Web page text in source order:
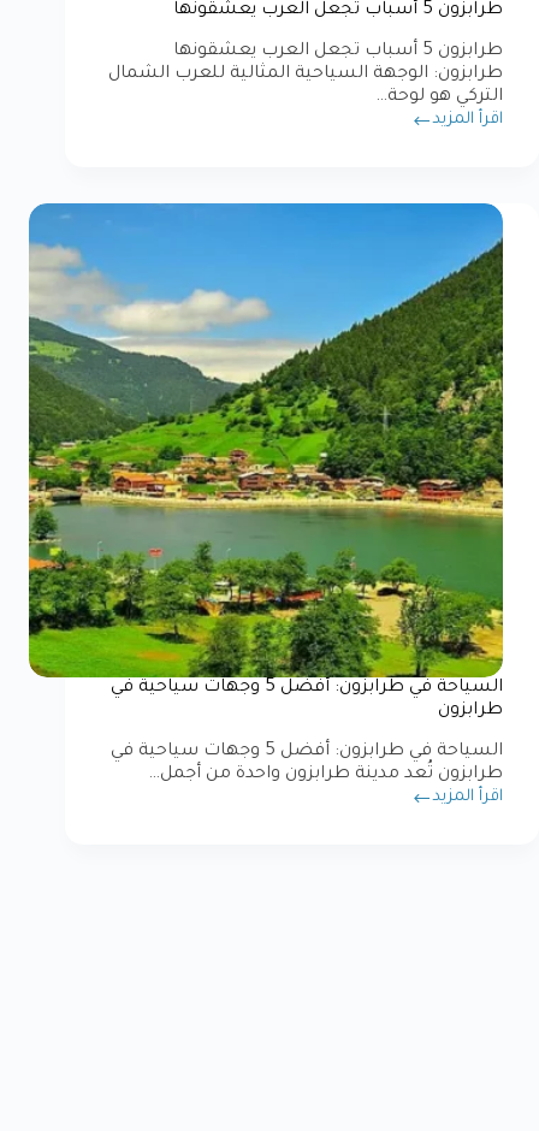
طرابزون 5 أسباب تجعل العرب يعشقونها
طرابزون 5 أسباب تجعل العرب يعشقونها
طرابزون: الوجهة السياحية المثالية للعرب الشمال
التركي هو لوحة…
اقرأ المزيد
السياحة في طرابزون: أفضل 5 وجهات سياحية في
طرابزون
السياحة في طرابزون: أفضل 5 وجهات سياحية في
طرابزون تُعد مدينة طرابزون واحدة من أجمل…
اقرأ المزيد